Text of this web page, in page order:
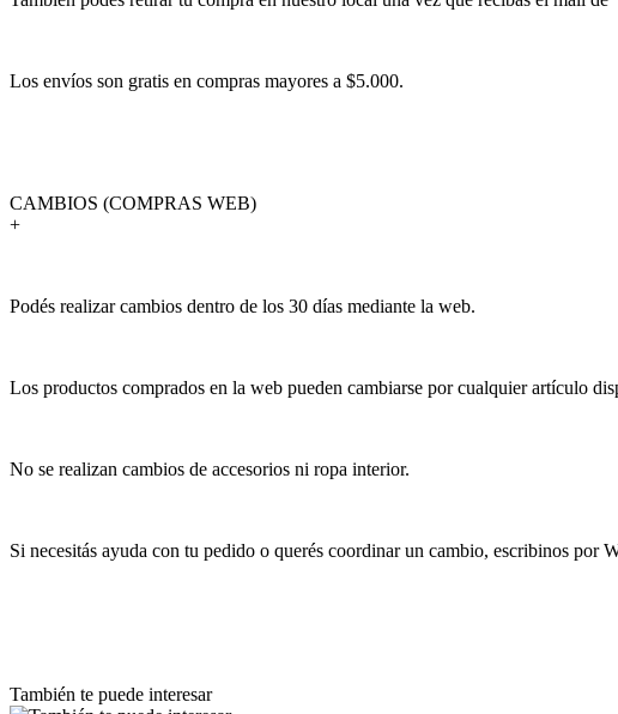
Los envíos son gratis en compras mayores a $5.000.
CAMBIOS (COMPRAS WEB)
+
Podés realizar cambios dentro de los 30 días mediante la web.
Los productos comprados en la web pueden cambiarse por cualquier artículo
No se realizan cambios de accesorios ni ropa interior.
Si necesitás ayuda con tu pedido o querés coordinar un cambio, escribinos por
También te puede interesar